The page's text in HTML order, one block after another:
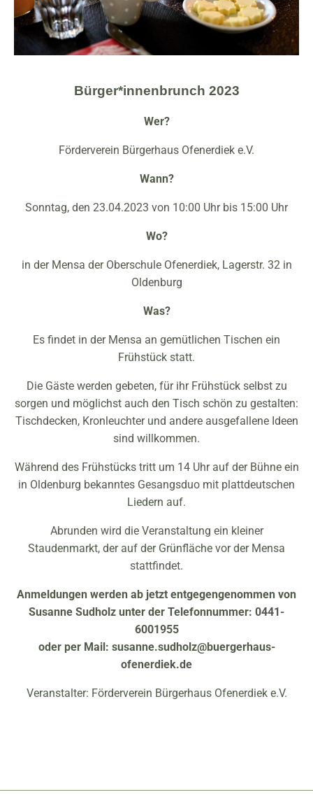
Bürger*innenbrunch 2023
Wer?
Förderverein Bürgerhaus Ofenerdiek e.V.
Wann?
Sonntag, den 23.04.2023 von 10:00 Uhr bis 15:00 Uhr
Wo?
in der Mensa der Oberschule Ofenerdiek, Lagerstr. 32 in
Oldenburg
Was?
Es findet in der Mensa an gemütlichen Tischen ein
Frühstück statt.
Die Gäste werden gebeten, für ihr Frühstück selbst zu
sorgen und möglichst auch den Tisch schön zu gestalten:
Tischdecken, Kronleuchter und andere ausgefallene Ideen
sind willkommen.
Während des Frühstücks tritt um 14 Uhr auf der Bühne ein
in Oldenburg bekanntes Gesangsduo mit plattdeutschen
Liedern auf.
Abrunden wird die Veranstaltung ein kleiner
Staudenmarkt, der auf der Grünfläche vor der Mensa
stattfindet.
Anmeldungen werden ab jetzt entgegengenommen von
Susanne Sudholz unter der Telefonnummer: 0441-
6001955
oder per Mail: susanne.sudholz@buergerhaus-
ofenerdiek.de
Veranstalter: Förderverein Bürgerhaus Ofenerdiek e.V.